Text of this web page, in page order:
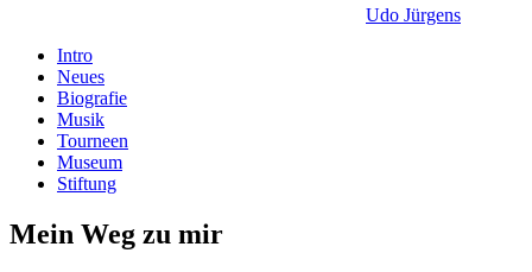
Udo Jürgens
Intro
Neues
Biografie
Musik
Tourneen
Museum
Stiftung
Mein Weg zu mir